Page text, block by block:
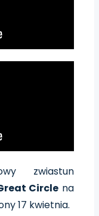
zwiastun
Circle na
17 kwietnia.